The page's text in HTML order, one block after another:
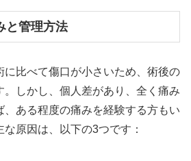
と管理方法
に比べて傷口が小さいため、術後の
。しかし、個人差があり、全く痛み
、ある程度の痛みを経験する方もい
原因は、以下の3つです：